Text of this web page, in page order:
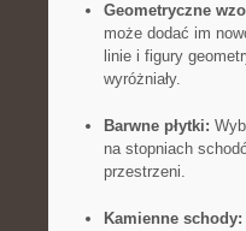
Geometryczne
może⁣ dodać im⁤
linie i figury‍
‌wyróżniały.
Barwne ⁤płytki:
na stopniach
‌przestrzeni.
Kamienne ‍schody: